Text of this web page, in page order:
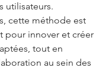
utilisateurs.
cette méthode est
pour innover et créer
tout en
au sein des